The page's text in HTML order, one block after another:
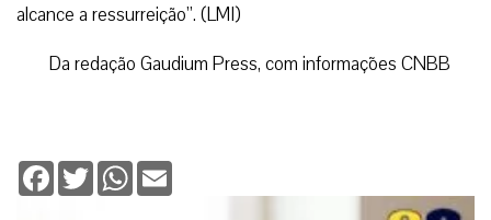
alcance a ressurreição”. (LMI)
Da redação Gaudium Press, com informações CNBB
Facebook
TwitterWhatsApp